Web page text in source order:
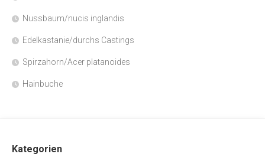
Nussbaum/nucis inglandis
Edelkastanie/durchs Castings
Spirzahorn/Acer platanoides
Hainbuche
Kategorien